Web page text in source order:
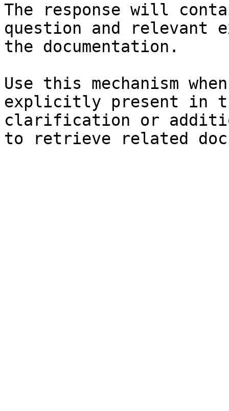
The response will
question and relevant
the documentation.
Use this mechanism
explicitly present in
clarification or